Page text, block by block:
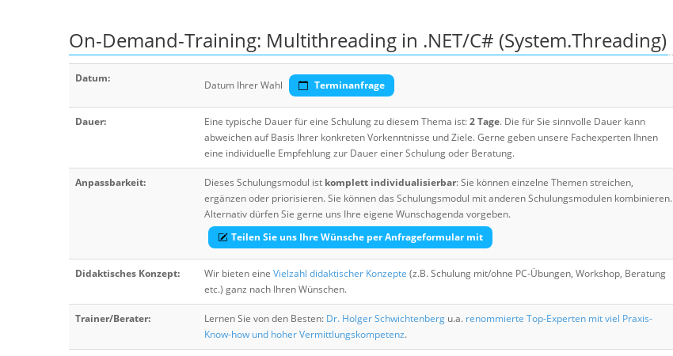
On-Demand-Training: Multithreading in .NET/C# (System.Threading)
Datum:
Datum Ihrer Wahl Terminanfrage
Dauer: Eine typische Dauer für eine Schulung zu diesem Thema ist:2 Tage. Die für Sie sinnvolle Dauer kann
abweichen auf Basis Ihrer konkreten Vorkenntnisse und Ziele. Gerne geben unsere Fachexperten Ihnen
eine individuelle Empfehlung zur Dauer einer Schulung oder Beratung.
Anpassbarkeit: Dieses Schulungsmodul ist komplett individualisierbar: Sie können einzelne Themen streichen,
ergänzen oder priorisieren. Sie können das Schulungsmodul mit anderen Schulungsmodulen kombinieren.
Alternativ dürfen Sie gerne uns Ihre eigene Wunschagenda vorgeben.
Teilen Sie uns Ihre Wünsche per Anfrageformular mit
Didaktisches Konzept: Wir bieten eine Vielzahl didaktischer Konzepte (z.B. Schulung mit/ohne PC-Übungen, Workshop, Beratung
etc.) ganz nach Ihren Wünschen.
Trainer/Berater: Lernen Sie von den Besten: Dr. Holger Schwichtenberg u.a. renommierte Top-Experten mit viel Praxis-
Know-how und hoher Vermittlungskompetenz.